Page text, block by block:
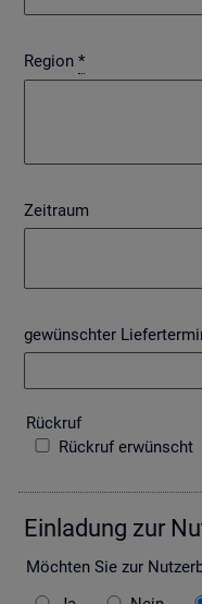
Region *
Zeitraum
gewünschter
Rück­ruf
Rückruf erwünscht
Ein­la­dung zur
Möch­ten Sie zur